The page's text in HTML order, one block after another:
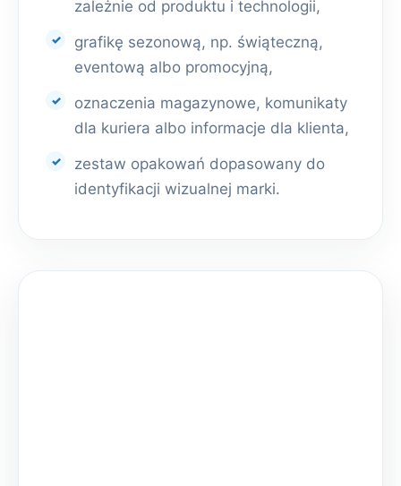
zależnie od produktu i technologii,
grafikę sezonową, np. świąteczną,
eventową albo promocyjną,
oznaczenia magazynowe, komunikaty
dla kuriera albo informacje dla klienta,
zestaw opakowań dopasowany do
identyfikacji wizualnej marki.